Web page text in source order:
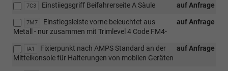
7C3 auf Anfrage
Einstiiegsgriff Beifahrerseite A Sàule
7M7 auf Anfrage
Einstiegsleiste vorne beleuchtet aus
Metall - nur zusammen mit Trimlevel 4 Code FM4-
IA1 auf Anfrage
Fixierpunkt nach AMPS Standard an der
Mittelkonsole für Halterungen von mobilen Geräten